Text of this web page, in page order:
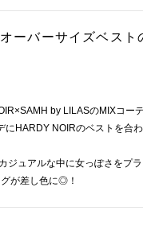
ーバーサイズベスト
by LILASのMIXコーデ
にHARDY NOIRのベストを合
ジュアルな中に女っぽさをプラ
が差し色に◎！